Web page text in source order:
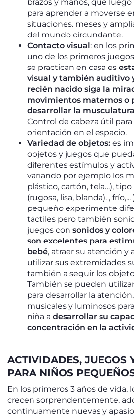
brazos y manos, que
para aprender a moverse
situaciones. meses y
del mundo circundante.
Contacto visual: en los
uno de los primeros
se practican en casa es
visual y también auditivo
recién nacido siga la
movimientos maternos o
desarrollar la
Control de cabeza útil
orientación en el espacio.
Variedad de objetos: es
objetos y juegos que
diferentes estímulos y
variando por ejemplo los
plástico, cartón, tela…),
(rugosa, lisa, blanda). ,
pequeño experimente
táctiles pero también
juegos con sonidos y
son excelentes para
bebé, atraer su atención y
utilizar sus extremidades
también a seguir los
También se pueden
para desarrollar la
musicales y luminosos
niña a desarrollar su
concentración en la
ACTIVIDADES, JUEGOS
PARA NIÑOS
En los primeros 3 años de vida,
crecen sorprendentemente,
continuamente nuevas y